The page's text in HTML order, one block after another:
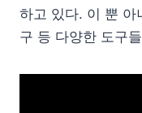
하고 있다. 이 뿐 아
구 등 다양한 도구